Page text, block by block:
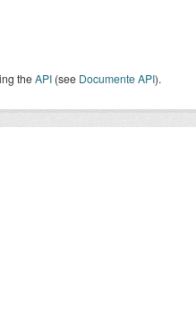
theAPI (see Documente API).